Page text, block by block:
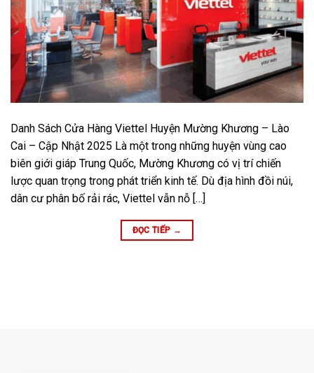
Danh Sách Cửa Hàng Viettel Huyện Mường Khương – Lào
Cai – Cập Nhật 2025 Là một trong những huyện vùng cao
biên giới giáp Trung Quốc, Mường Khương có vị trí chiến
lược quan trọng trong phát triển kinh tế. Dù địa hình đồi núi,
dân cư phân bố rải rác, Viettel vẫn nỗ […]
ĐỌC TIẾP →